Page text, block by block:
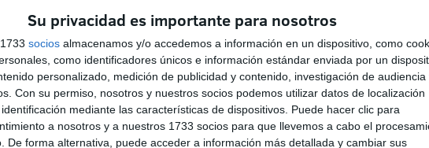
Su privacidad es importante para nosotros
socios almacenamos y/o accedemos a información en un dispositivo, como
como identificadores únicos e información estándar enviada por un
personalizado, medición de publicidad y contenido, investigación de audiencia
Con su permiso, nosotros y nuestros socios podemos utilizar datos de localización
mediante las características de dispositivos. Puede hacer clic para
a nosotros y a nuestros 1733 socios para que llevemos a cabo el
De forma alternativa, puede acceder a información más detallada y cambiar sus
que promueven lentitud y crispación en el
pues la decisión final, aquella que trae consigo
desde un punto “neutral y sereno”, y esto significa
esas personas, aun desde una perspectiva de
cosas desde una lente mucho más profiláctica, y eso
de Estado.